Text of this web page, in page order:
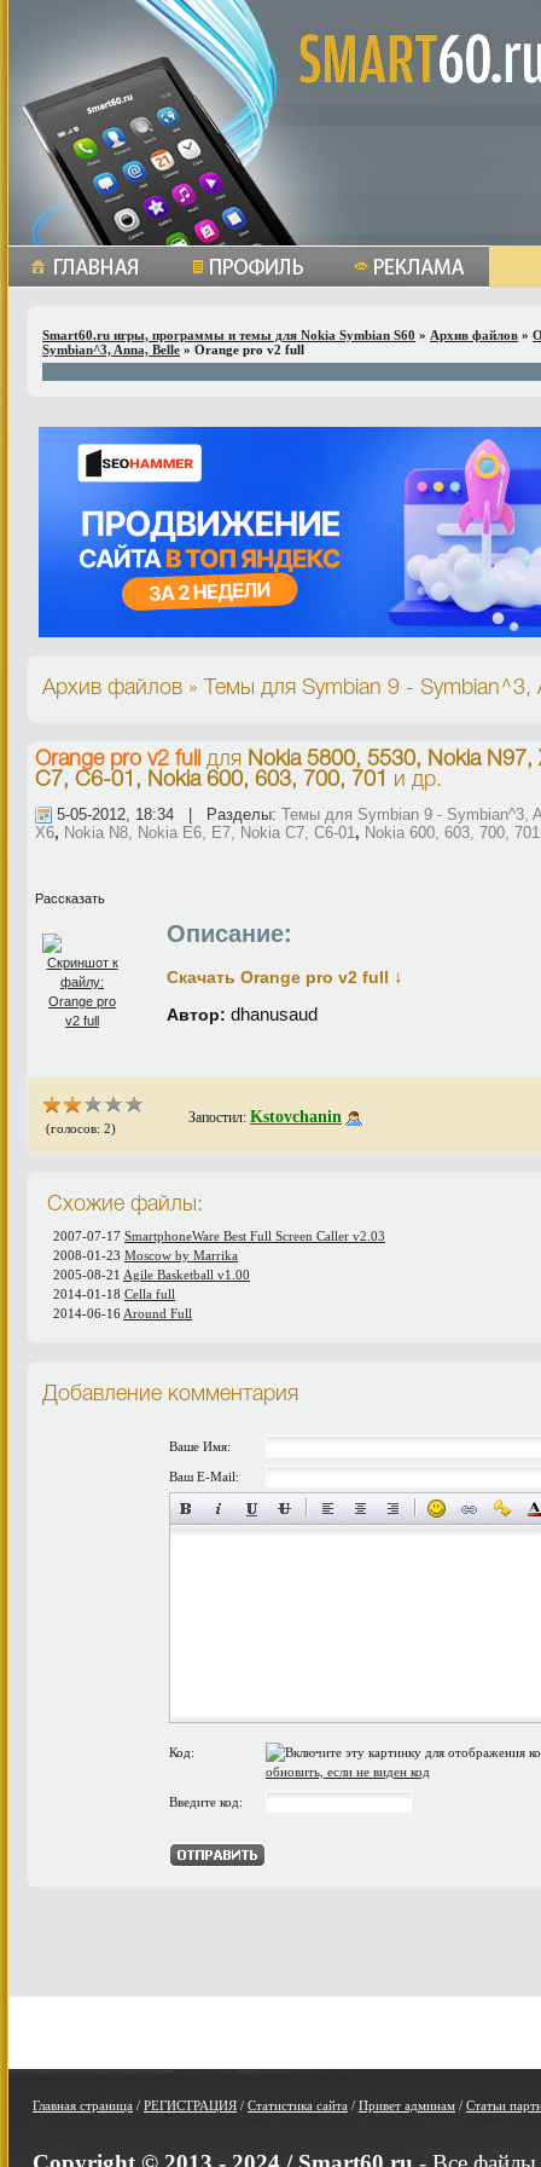
Smart60.ru игры, программы и темы для Nokia Symbian S60 » Архив файлов »
Symbian^3, Anna, Belle » Оrange pro v2 full
Архив файлов » Темы для Symbian 9 - Symbian^3,
Оrange pro v2 full для Nokia 5800, 5530, Nokia
C7, C6-01, Nokia 600, 603, 700, 701
и др.
5-05-2012, 18:34 | Разделы: Темы для Symbian 9 - Symbian^3,
X6, Nokia N8, Nokia E6, E7, Nokia C7, C6-01 , Nokia 600, 603, 700, 701
Рассказать
Описание:
Скачать Оrange pro v2 full ↓
Автор: dhanusaud
(голосов: 2)
Запостил: Kstovchanin
Схожие файлы:
2007-07-17 SmartphoneWare Best Full Screen Caller v2.03
2008-01-23 Moscow by Marrika
2005-08-21 Agile Basketball v1.00
2014-01-18 Cella full
2014-06-16 Around Full
Добавление комментария
Ваше Имя:
Ваш E-Mail:
Код:
обновить, если не виден код
Введите код:
Главная страница / РЕГИСТРАЦИЯ / Статистика сайта / Привет админам / Статьи